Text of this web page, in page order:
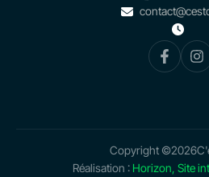
Copyright ©2026
Réalisation : Horizon, Site